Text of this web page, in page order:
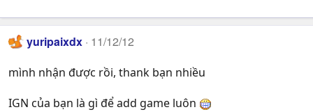
s
:
yuripaixdx 11/12/12
mình nhận được rồi, thank bạn nhiều
IGN của bạn là gì để add game luôn